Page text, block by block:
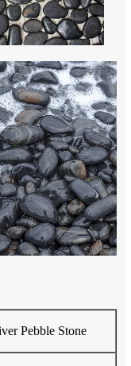
Pebble Stone